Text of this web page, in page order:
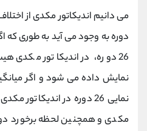
26 دوره، در اندیکاتور
نمایی 26 دوره در
مکدی و همچنین لحظه برخورد دو